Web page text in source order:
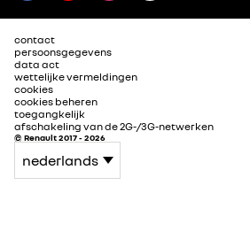
contact
persoonsgegevens
data act
wettelijke vermeldingen
cookies
cookies beheren
toegangkelijk
afschakeling van de 2G-/3G-netwerken
© Renault 2017 - 2026